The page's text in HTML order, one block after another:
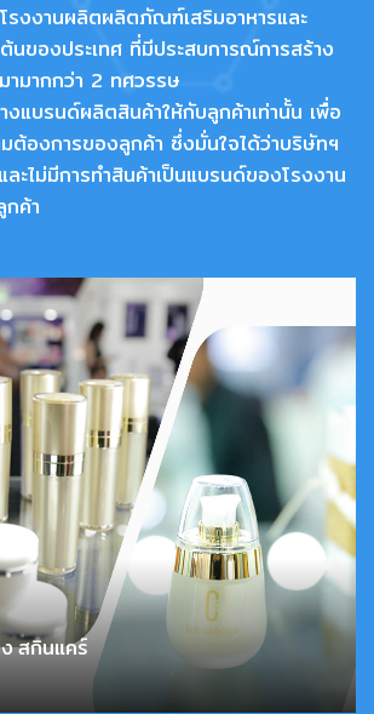
โรงงานผลิตผลิตภัณฑ์เสริมอาหารและ
นของประเทศ ที่มีประสบการณ์การสร้าง
ามากกว่า 2 ทศวรรษ
งแบรนด์ผลิตสินค้าให้กับลูกค้าเท่านั้น เพื่อ
ต้องการของลูกค้า ซึ่งมั่นใจได้ว่าบริษัทฯ
ะไม่มีการทำสินค้าเป็นแบรนด์ของโรงงาน
ค้า
สกินแคร์